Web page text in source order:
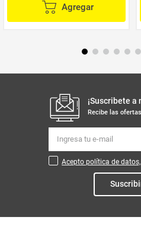
Agregar
¡Suscribete
Recibe las
Acepto política de